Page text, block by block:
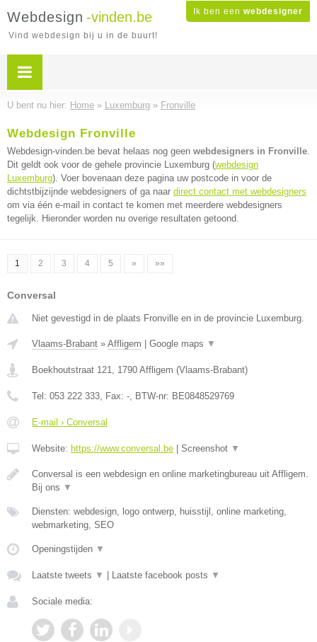
Ik ben een webdesigner
Webdesign -vinden.be
Vind webdesign bij u in de buurt!
U bent nu hier: Home » Luxemburg » Fronville
Webdesign Fronville
Webdesign-vinden.be bevat helaas nog geen webdesigners in Fronville.
Dit geldt ook voor de gehele provincie Luxemburg (webdesign
Luxemburg). Voer bovenaan deze pagina uw postcode in voor de
dichtstbijzijnde webdesigners of ga naar direct contact met webdesigners
om via één e-mail in contact te komen met meerdere webdesigners
tegelijk. Hieronder worden nu overige resultaten getoond.
1 2 3 4 5 » »»
Conversal
Niet gevestigd in de plaats Fronville en in de provincie Luxemburg.
Vlaams-Brabant » Affligem Google maps ▼
Boekhoutstraat 121, 1790 Affligem (Vlaams-Brabant)
Tel: 053 222 333, Fax: -, BTW-nr: BE0848529769
E-mail › Conversal
Website: https://www.conversal.be Screenshot ▼
Conversal is een webdesign en online marketingbureau uit Affligem.
Bij ons ▼
Diensten: webdesign, logo ontwerp, huisstijl, online marketing,
webmarketing, SEO
Openingstijden ▼
Laatste tweets ▼ Laatste facebook posts ▼
Sociale media: